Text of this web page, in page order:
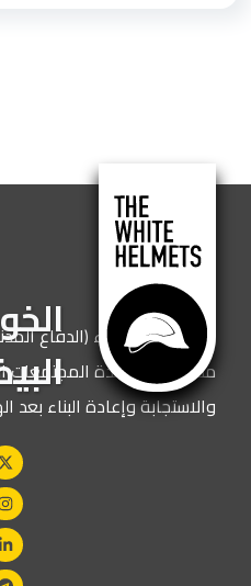
نحن الخوذ البيضاء (الدفاع
مكرسة لمساعدة المجتمعات
والاستجابة وإعادة البناء بعد